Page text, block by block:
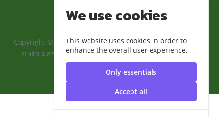
We use cookies
This website uses cookies in order to
enhance the overall user experience.
Only essentials
Accept all
Copyright ©2024 ::คณะเทคโนโลยีการเกษตรและอุตสาหกรรม
เกษตร มทร.สุวรรณภูมิ:: | มหาวิทยาลัยเทคโนโลยีราชมงคล
สุวรรณภูมิ